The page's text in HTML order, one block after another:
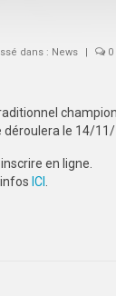
dans : News | 0
déroulera le 14/11/
en ligne.
ICI